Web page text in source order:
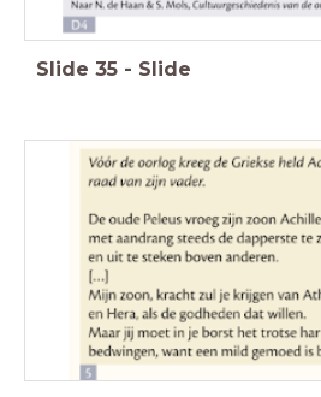
Slide 35 - Slide